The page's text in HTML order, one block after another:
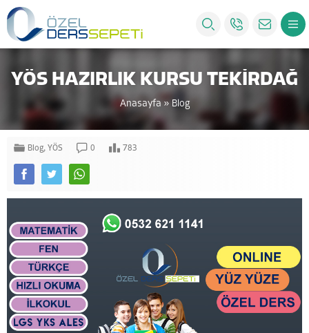
YÖS HAZIRLIK KURSU TEKİRDAĞ
Anasayfa » Blog
Blog, YÖS 0 783